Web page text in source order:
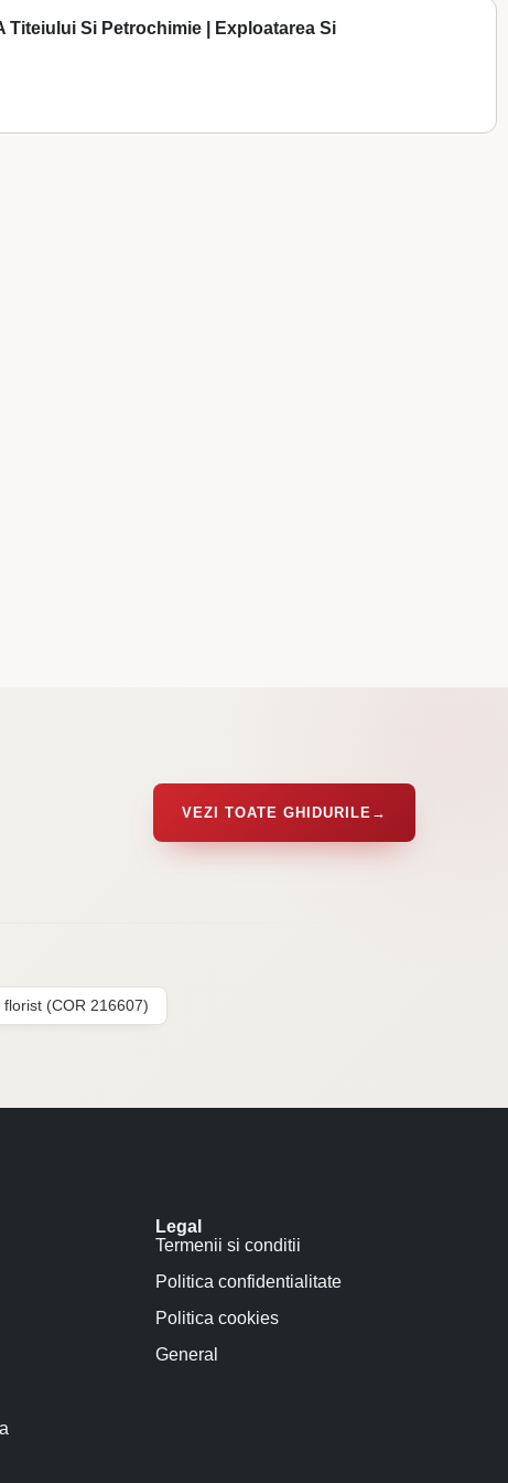
Titeiului Si Petrochimie | Exploatarea Si
VEZI TOATE GHIDURILE →
florist (COR 216607)
Legal
Termenii si conditii
Politica confidentialitate
Politica cookies
General